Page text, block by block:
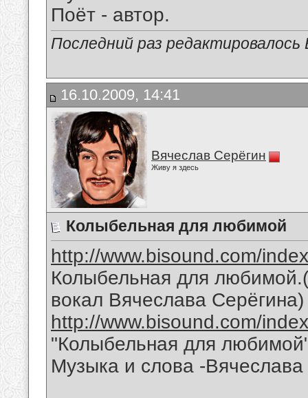
Поёт - автор.
Последний раз
16.10.2009, 14:41
Вячеслав Серёгин
Живу я здесь
Колыбельная для любимой
http://www.bisound.com/
Колыбельная для
вокал Вячеслава Серёгина)
http://www.bisound.com/
"Колыбельная для
Музыка и слова -